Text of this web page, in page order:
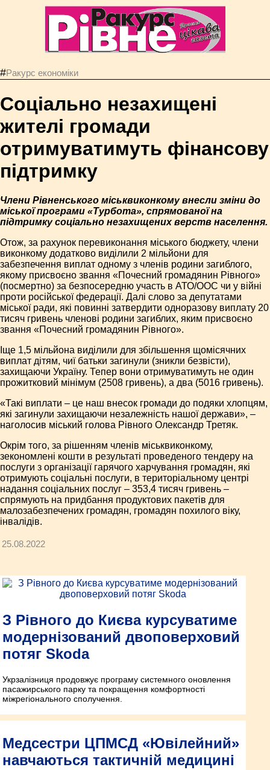
#Ракурс економiки
Соціально незахищені
жителі громади
отримуватимуть фінансову
підтримку
Члени Рівненського міськвиконкому внесли зміни до
міської програми «Турбота», спрямованої на
підтримку соціально незахищених верств населення.
Отож, за рахунок перевиконання міського бюджету, члени
виконкому додатково виділили 2 мільйони для
забезпечення виплат одному з членів родини загиблого,
якому присвоєно звання «Почесний громадянин Рівного»
(посмертно) за безпосередню участь в АТО/ООС чи у війні
проти російської федерації. Далі слово за депутатами
міської ради, які повинні затвердити одноразову виплату 20
тисяч гривень членові родини загиблих, яким присвоєно
звання «Почесний громадянин Рівного».
Іще 1,5 мільйона виділили для збільшення щомісячних
виплат дітям, чиї батьки загинули (зникли безвісти),
захищаючи Україну. Тепер вони отримуватимуть не один
прожитковий мінімум (2508 гривень), а два (5016 гривень).
«Такі виплати – це наш внесок громади до подяки хлопцям,
які загинули захищаючи незалежність нашої держави», –
наголосив міський голова Рівного Олександр Третяк.
Окрім того, за рішенням членів міськвиконкому,
зекономлені кошти в результаті проведеного тендеру на
послуги з організації гарячого харчування громадян, які
отримують соціальні послуги, в територіальному центрі
надання соціальних послуг – 353,4 тисяч гривень –
спрямують на придбання продуктових пакетів для
малозабезпечених громадян, громадян похилого віку,
інвалідів.
25.08.2022
З Рівного до Києва курсуватиме
модернізований двоповерховий
потяг Skoda
Укрзалізниця продовжує програму системного оновлення
пасажирського парку та покращення комфортності
міжрегіонального сполучення.
Медсестри ЦПМСД «Ювілейний»
навчаються тактичній медицині